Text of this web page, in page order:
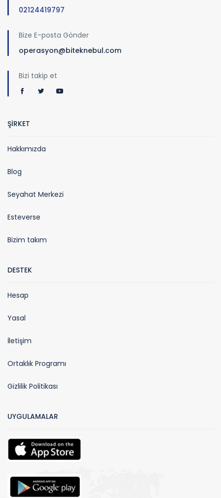
02124419797
Bize E-posta Gönder
operasyon@biteknebul.com
Bizi takip et
ŞİRKET
Hakkımızda
Blog
Seyahat Merkezi
Esteverse
Bizim takım
DESTEK
Hesap
Yasal
İletişim
Ortaklık Programı
Gizlilik Politikası
UYGULAMALAR